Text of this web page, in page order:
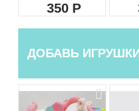
350
ДОБАВЬ